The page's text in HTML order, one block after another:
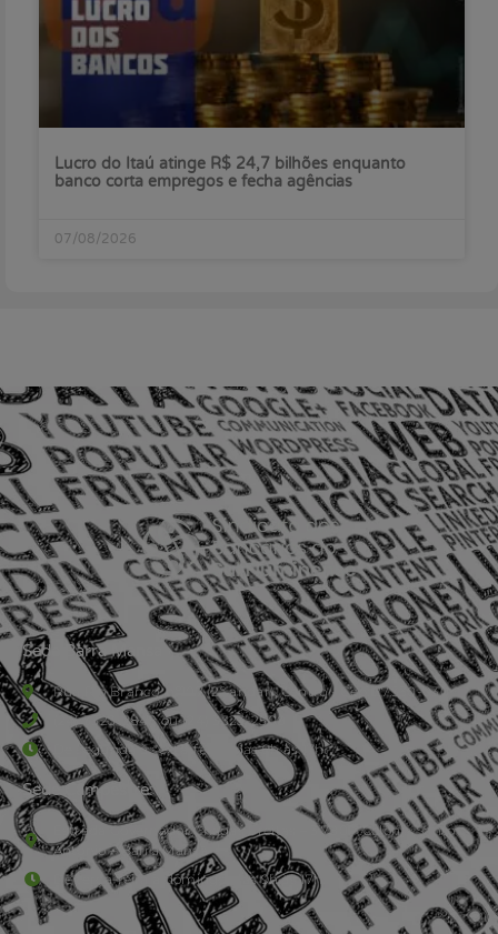
Lucro do Itaú atinge R$ 24,7 bilhões enquanto
banco corta empregos e fecha agências
07/08/2026
Sede Barra Mansa
Rua Rio Branco, nº107 (2º andar), Centro - Cep: 27.330-030
(24) 3323-2848 ou (24) 3323-2500
De segunda à sexta-feira , das 9h às 17h.
Sede Campestre:
Estrada Governador Chagas Freitas – 3.780 – Colônia Santo
Antônio – Barra Mansa
De terça-feira a domingo, das 9h às 17h